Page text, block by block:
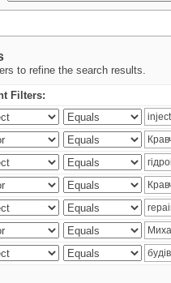
to refine the search results.
Filters: